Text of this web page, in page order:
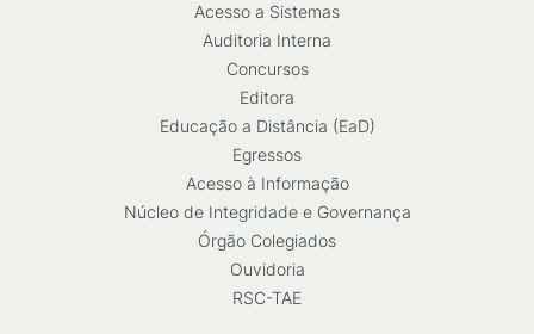
Acesso a Sistemas
Auditoria Interna
Concursos
Editora
Educação a Distância (EaD)
Egressos
Acesso à Informação
Núcleo de Integridade e Governança
Órgão Colegiados
Ouvidoria
RSC-TAE